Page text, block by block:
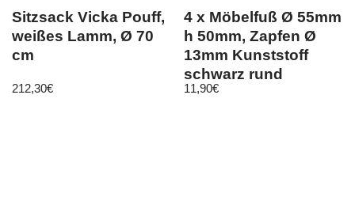
Sitzsack Vicka Pouff,
weißes Lamm, Ø 70
cm
212,30€
4 x Möbelfuß Ø 55mm
h 50mm, Zapfen Ø
13mm Kunststoff
schwarz rund
Möbelgleiter
11,90€